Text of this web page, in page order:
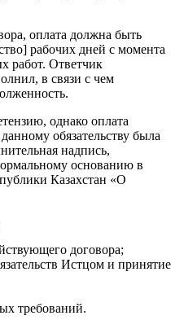
оплата должна быть
рабочих дней с момента
работ. Ответчик
в связи с чем
однако оплата
обязательству была
надпись,
основанию в
Казахстан «О
договора;
Истцом и принятие
требований.